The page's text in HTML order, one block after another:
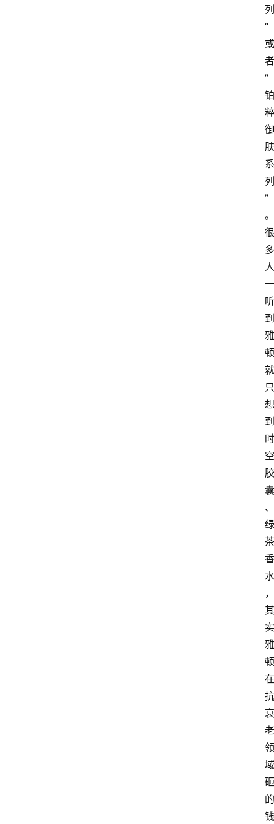
列
”
或
者
”
铂
粹
御
肤
系
列
”
。
很
多
人
一
听
到
雅
顿
就
只
想
到
时
空
胶
囊
、
绿
茶
香
水
，
其
实
雅
顿
在
抗
衰
老
领
域
砸
的
钱